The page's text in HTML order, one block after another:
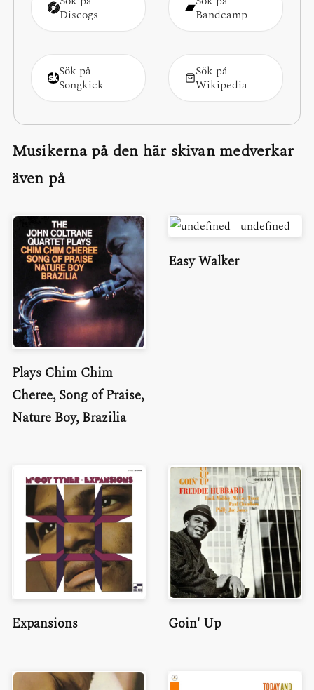
Discogs
Bandcamp
Sök på
Songkick
Sök på
Wikipedia
Musikerna på den här skivan medverkar
även på
Plays Chim Chim
Cheree, Song of Praise,
Nature Boy, Brazilia
Easy Walker
Expansions Goin' Up